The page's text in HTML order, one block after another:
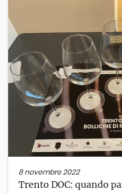
8 novembre 2022
Trento DOC: quando